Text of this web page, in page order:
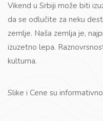
Vikend u Srbiji može biti
da se odlučite za neku
zemlje. Naša zemlja je,
izuzetno lepa.
kulturna.
Slike i Cene su